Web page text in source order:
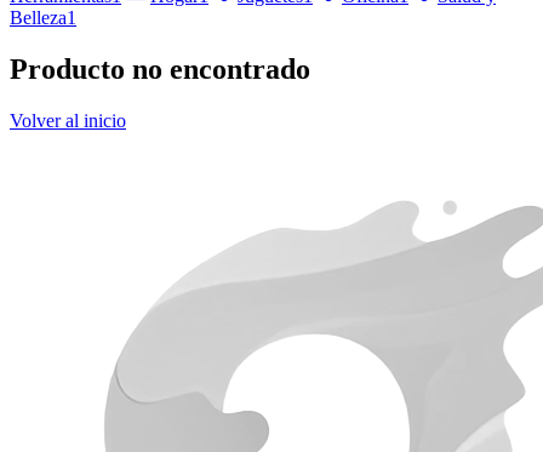
Belleza1
Producto no encontrado
Volver al inicio